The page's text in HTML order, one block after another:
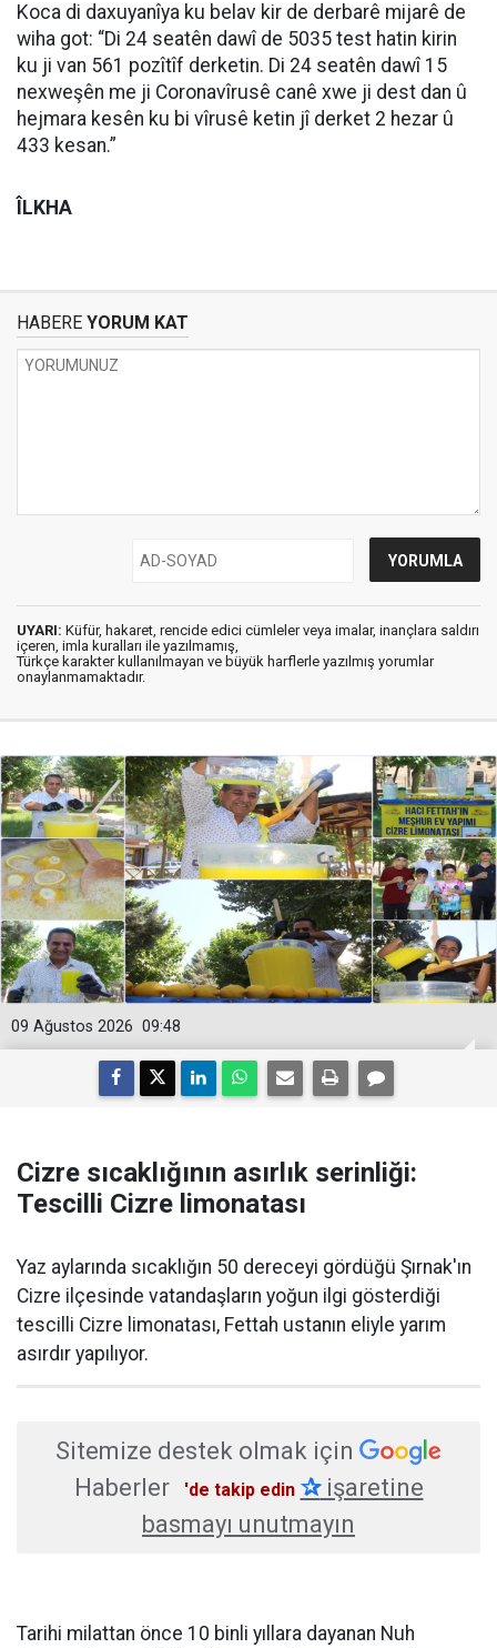
Koca di daxuyanîya ku belav kir de derbarê mijarê de
wiha got: “Di 24 seatên dawî de 5035 test hatin kirin
ku ji van 561 pozîtîf derketin. Di 24 seatên dawî 15
nexweşên me ji Coronavîrusê canê xwe ji dest dan û
hejmara kesên ku bi vîrusê ketin jî derket 2 hezar û
433 kesan.”
ÎLKHA
HABERE YORUM KAT
UYARI: Küfür, hakaret, rencide edici cümleler veya imalar, inançlara saldırı
içeren, imla kuralları ile yazılmamış,
Türkçe karakter kullanılmayan ve büyük harflerle yazılmış yorumlar
onaylanmamaktadır.
09:48
09 Ağustos 2026
Cizre sıcaklığının asırlık serinliği:
Tescilli Cizre limonatası
Yaz aylarında sıcaklığın 50 dereceyi gördüğü Şırnak'ın
Cizre ilçesinde vatandaşların yoğun ilgi gösterdiği
tescilli Cizre limonatası, Fettah ustanın eliyle yarım
asırdır yapılıyor.
Sitemize destek olmak için
Haberler
'de takip edin ✰işaretine
basmayı unutmayın
Tarihi milattan önce 10 binli yıllara dayanan Nuh